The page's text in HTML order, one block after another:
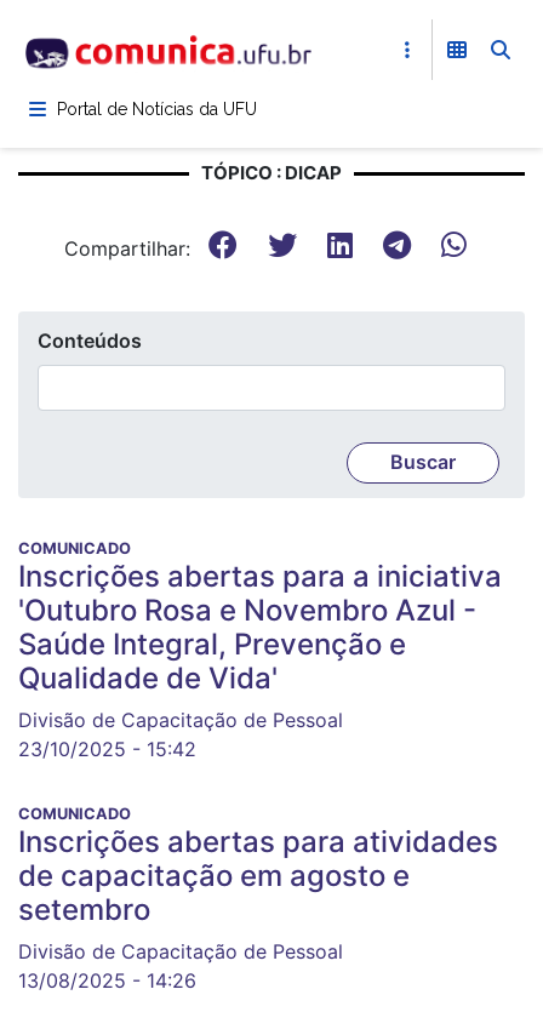
para
conteúdoPortal de Notícias da UFU
TÓPICO : DICAP
Compartilhar:
Conteúdos
COMUNICADO
Inscrições abertas para a iniciativa
'Outubro Rosa e Novembro Azul -
Saúde Integral, Prevenção e
Qualidade de Vida'
Divisão de Capacitação de Pessoal
23/10/2025 - 15:42
COMUNICADO
Inscrições abertas para atividades
de capacitação em agosto e
setembro
Divisão de Capacitação de Pessoal
13/08/2025 - 14:26